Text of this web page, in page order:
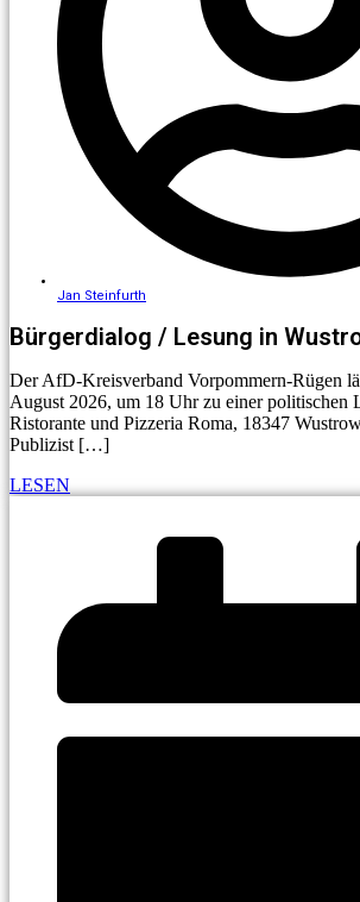
Jan Steinfurth
Bürgerdialog / Lesung in
Der AfD-Kreisverband Vorpommern-Rügen
August 2026, um 18 Uhr zu einer politischen
Ristorante und Pizzeria Roma, 18347
Publizist […]
LESEN